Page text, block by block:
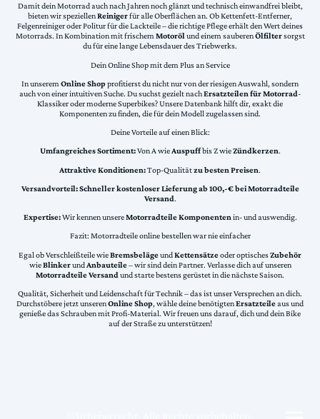
Damit dein Motorrad auch nach Jahren noch glänzt und technisch einwandfrei bleibt,
bieten wir speziellenReinigerfür alle Oberflächen an. Ob Kettenfett-Entferner,
Felgenreiniger oder Politur für die Lackteile – die richtige Pflege erhält den Wert deines
Motorrads. In Kombination mit frischemMotorölund einem sauberenÖlfiltersorgst
du für eine lange Lebensdauer des Triebwerks.
Dein Online Shop mit dem Plus an Service
In unserem Online Shopprofitierst du nicht nur von der riesigen Auswahl, sondern
auch von einer intuitiven Suche. Du suchst gezielt nachErsatzteilen für Motorrad-
Klassiker oder moderne Superbikes? Unsere Datenbank hilft dir, exakt die
Komponenten zu finden, die für dein Modell zugelassen sind.
Deine Vorteile auf einen Blick:
Umfangreiches Sortiment:Von A wieAuspuffbis Z wieZündkerzen.
Attraktive Konditionen:Top-Qualitätzu besten Preisen.
Versandvorteil:Schneller kostenloser Lieferung ab 100,-€ bei Motorradteile
Versand.
Expertise:Wir kennen unsereMotorradteile Komponentenin- und auswendig.
Fazit: Motorradteile online bestellen war nie einfacher
Egal ob Verschleißteile wieBremsbelägeundKettensätzeoder optischesZubehör
wieBlinkerundAnbauteile– wir sind dein Partner. Verlasse dich auf unseren
Motorradteile Versand und starte bestens gerüstet in die nächste Saison.
Qualität, Sicherheit und Leidenschaft für Technik – das ist unser Versprechen an dich.
Durchstöbere jetzt unserenOnline Shop, wähle deine benötigtenErsatzteileaus und
genieße das Schrauben mit Profi-Material. Wir freuen uns darauf, dich und dein Bike
auf der Straße zu unterstützen!